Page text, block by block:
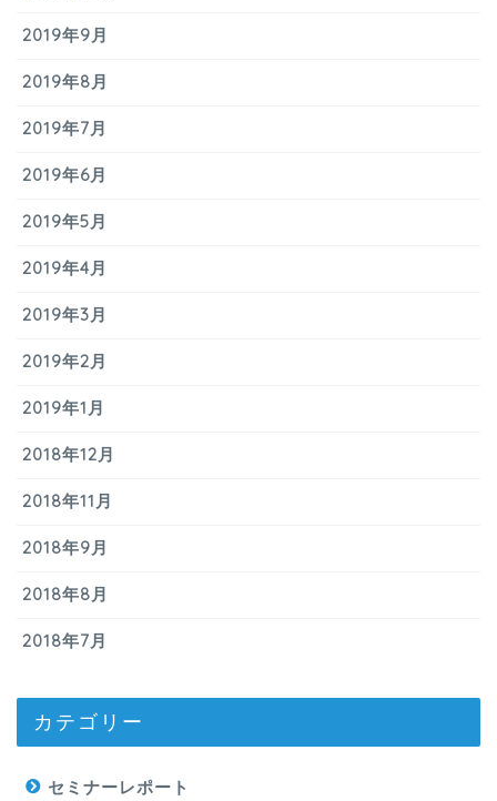
2019年9月
2019年8月
2019年7月
2019年6月
2019年5月
2019年4月
2019年3月
2019年2月
2019年1月
2018年12月
2018年11月
2018年9月
2018年8月
2018年7月
カテゴリー
セミナーレポート